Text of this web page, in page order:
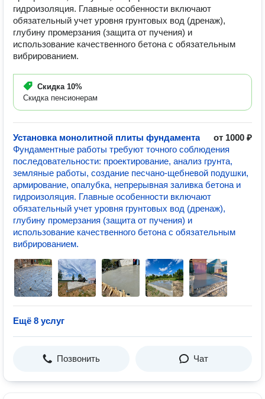
гидроизоляция. Главные особенности включают
обязательный учет уровня грунтовых вод (дренаж),
глубину промерзания (защита от пучения) и
использование качественного бетона с обязательным
вибрированием.
Скидка 10%
Скидка пенсионерам
Установка монолитной плиты фундамента
от 1000 ₽
Фундаментные работы требуют точного соблюдения
последовательности: проектирование, анализ грунта,
земляные работы, создание песчано-щебневой подушки,
армирование, опалубка, непрерывная заливка бетона и
гидроизоляция. Главные особенности включают
обязательный учет уровня грунтовых вод (дренаж),
глубину промерзания (защита от пучения) и
использование качественного бетона с обязательным
вибрированием.
Ещё 8 услуг
Позвонить Чат